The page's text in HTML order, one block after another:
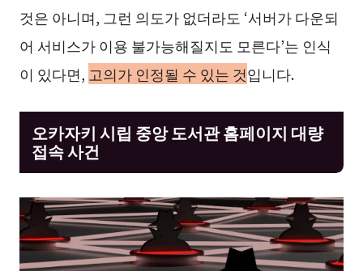
것은 아니며, 그런 의도가 없더라도 ‘서버가 다운되
어 서비스가 이용 불가능해질지도 모른다’는 인식
이 있다면, 고의가 인정될 수 있는 것입니다.
오카자키 시립 중앙 도서관 홈페이지 대량
접속 사건